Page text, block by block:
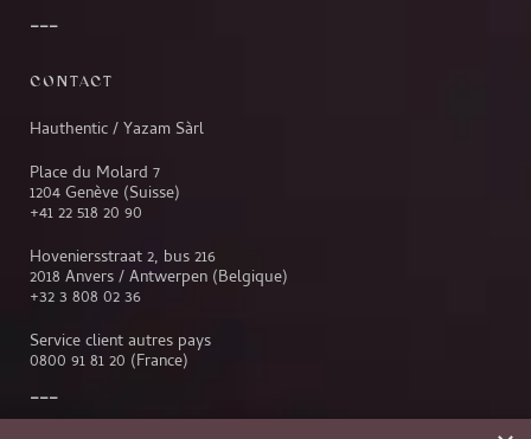
CONTACT
Hauthentic / Yazam Sàrl
Place du Molard 7
1204 Genève (Suisse)
+41 22 518 20 90
Hoveniersstraat 2, bus 216
2018 Anvers / Antwerpen (Belgique)
+32 3 808 02 36
Service client autres pays
0800 91 81 20 (France)